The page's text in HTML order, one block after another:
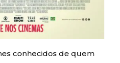
conhecidos de quem